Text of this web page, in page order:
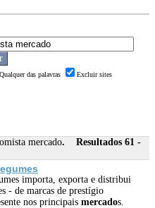
Qualquer das palavras
Excluir sites
mercado. Resultados 61 -
importa, exporta e distribui
- de marcas de prestígio
nos principais mercados.